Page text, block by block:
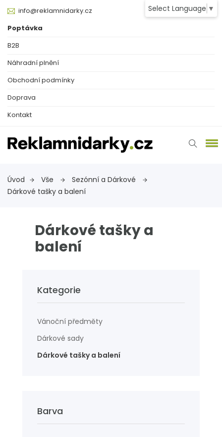
Select Language ▼
info@reklamnidarky.cz
Poptávka
B2B
Náhradní plnění
Obchodní podmínky
Doprava
Kontakt
Úvod Vše
Sezónní a Dárkové
Dárkové tašky a balení
Dárkové tašky a
balení
Kategorie
Vánoční předměty
Dárkové sady
Dárkové tašky a balení
Barva